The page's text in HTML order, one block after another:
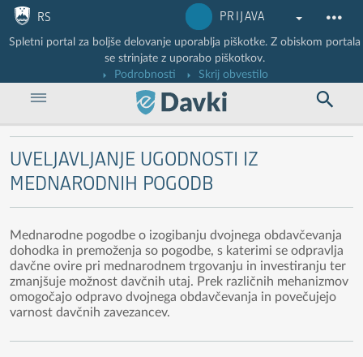
Nadaljuj na vsebino
Nadaljuj na vsebino zaprtega portala
RS PRIJAVA
Spletni portal za boljše delovanje uporablja piškotke. Z obiskom portala
se strinjate z uporabo piškotkov.
Podrobnosti
Skrij obvestilo
UVELJAVLJANJE UGODNOSTI IZ
MEDNARODNIH POGODB
Mednarodne pogodbe o izogibanju dvojnega obdavčevanja
dohodka in premoženja so pogodbe, s katerimi se odpravlja
davčne ovire pri mednarodnem trgovanju in investiranju ter
zmanjšuje možnost davčnih utaj. Prek različnih mehanizmov
omogočajo odpravo dvojnega obdavčevanja in povečujejo
varnost davčnih zavezancev.